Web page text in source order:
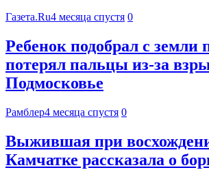
Газета.Ru4 месяца спустя 0
Ребенок подобрал с земли
потерял пальцы из-за
Подмосковье
Рамблер4 месяца спустя 0
Выжившая при
Камчатке рассказала о